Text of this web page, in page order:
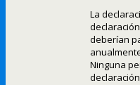
La
deberían
Ninguna